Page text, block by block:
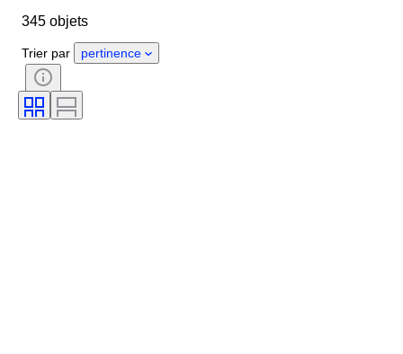
Matériau
Couleur
345 objets
Trier par pertinence